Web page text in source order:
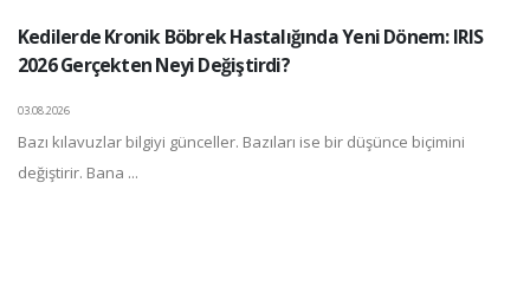
Kedilerde Kronik Böbrek Hastalığında Yeni Dönem: IRIS
2026 Gerçekten Neyi Değiştirdi?
03.08.2026
Bazı kılavuzlar bilgiyi günceller. Bazıları ise bir düşünce biçimini
değiştirir. Bana ...